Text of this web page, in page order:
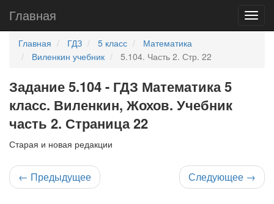
Главная
Главная ГДЗ 5 класс
Математика
Виленкин учебник
5.104. Часть 2. Стр. 22
Задание 5.104 - ГДЗ Математика 5
класс. Виленкин, Жохов. Учебник
часть 2. Страница 22
Старая и новая редакции
← Предыдущее Следующее →